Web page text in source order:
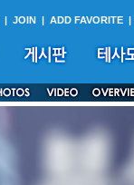
| JOIN | ADD FAVORITE |